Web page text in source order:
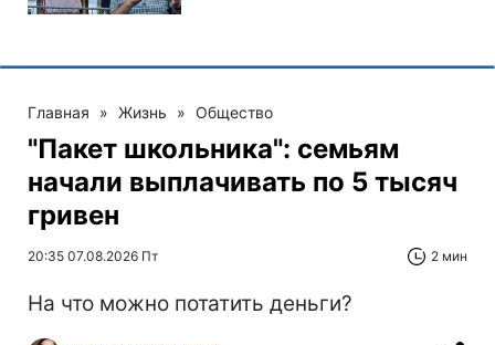
Главная » Жизнь » Общество
"Пакет школьника": семьям
начали выплачивать по 5 тысяч
гривен
20:35 07.08.2026 Пт 2 мин
На что можно потатить деньги?